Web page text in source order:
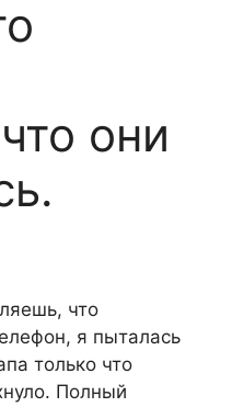
они
что
я пыталась
только что
Полный